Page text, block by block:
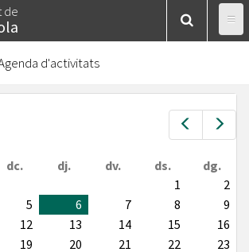
de
d'activitats
Prev
dc. dj. dv. ds.
dg.
1
2
5 6 7 8
9
12 13 14 15
16
19 20 21 22
23